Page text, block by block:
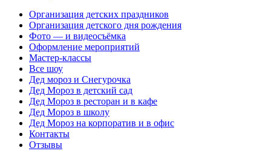
Организация детских праздников
Организация детского дня рождения
Фото — и видеосъёмка
Оформление мероприятий
Мастер-классы
Все шоу
Дед мороз и Снегурочка
Дед Мороз в детский сад
Дед Мороз в ресторан и в кафе
Дед Мороз в школу
Дед Мороз на корпоратив и в офис
Контакты
Отзывы